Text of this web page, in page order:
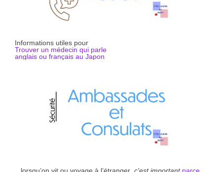
Informations utiles pour
Trouver un médecin qui parle
anglais ou français au Japon